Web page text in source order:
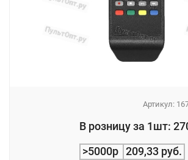
Артикул:
В розницу за 1шт:
>5000р 209,33 руб.